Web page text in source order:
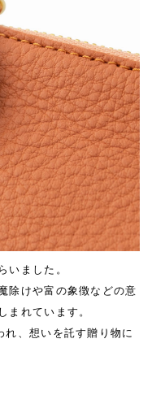
いました。
除けや富の象徴などの意
まれています。
れ、想いを託す贈り物に